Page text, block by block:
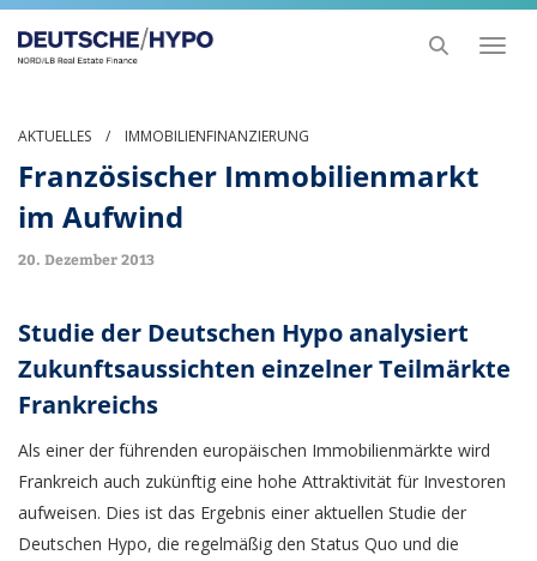
Toggle
AKTUELLES / IMMOBILIENFINANZIERUNG
Französischer Immobilienmarkt
im Aufwind
20. Dezember 2013
Studie der Deutschen Hypo analysiert
Zukunftsaussichten einzelner Teilmärkte
Frankreichs
Als einer der führenden europäischen Immobilienmärkte wird
Frankreich auch zukünftig eine hohe Attraktivität für Investoren
aufweisen. Dies ist das Ergebnis einer aktuellen Studie der
Deutschen Hypo, die regelmäßig den Status Quo und die